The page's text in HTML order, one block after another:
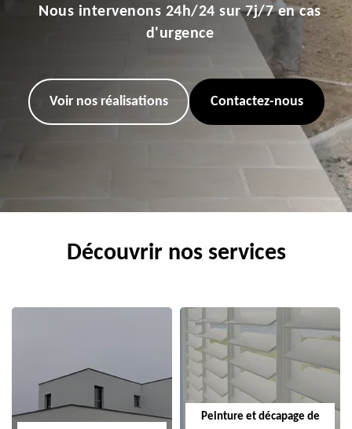
Nous intervenons 24h/24 sur 7j/7 en cas
d'urgence
Voir nos réalisations Contactez-nous
Découvrir nos services
Peinture et décapage de